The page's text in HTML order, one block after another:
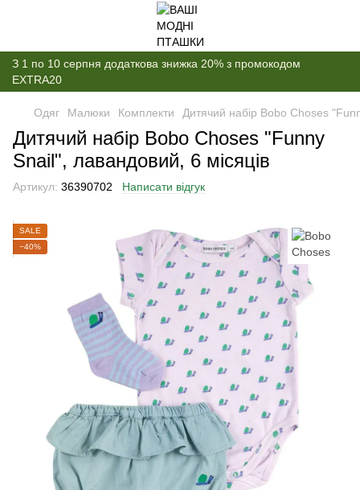
З 1 по 10 серпня додаткова знижка 20% з промокодом
EXTRA20
Одяг Малюки Комплекти Дитячий набір Bobo Choses
Дитячий набір Bobo Choses "Funny
Snail", лавандовий, 6 місяців
Артикул: 36390702 Написати відгук
SALE
−40%